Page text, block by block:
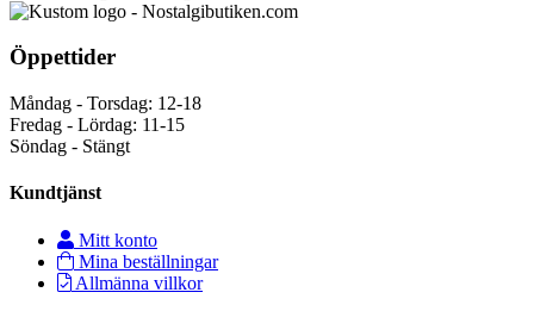
Öppettider
Måndag - Torsdag: 12-18
Fredag - Lördag: 11-15
Söndag - Stängt
Kundtjänst
Mitt konto
Mina beställningar
Allmänna villkor